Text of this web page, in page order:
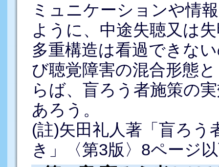
ミュニケーションや情
ように、中途失聴又は
多重構造は看過できな
び聴覚障害の混合形態
らば、盲ろう者施策の
あろう。
(註)矢田礼人著「盲ろう
き」〈第3版〉8ページ